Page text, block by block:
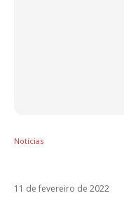
Notícias
11 de fevereiro de 2022